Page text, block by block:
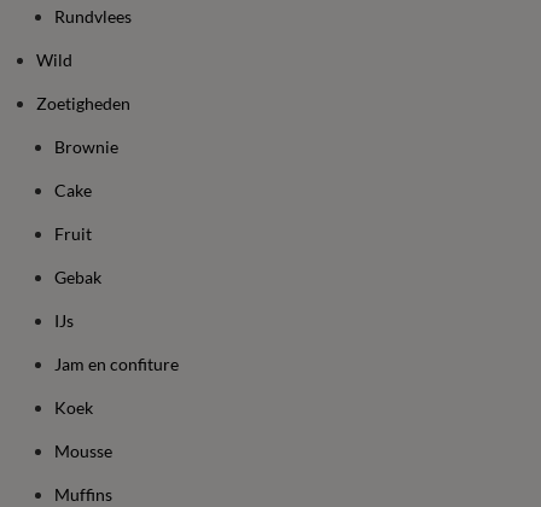
Rundvlees
Wild
Zoetigheden
Brownie
Cake
Fruit
Gebak
IJs
Jam en confiture
Koek
Mousse
Muffins